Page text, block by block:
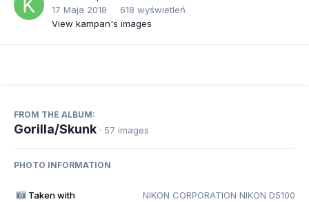
17 Maja 2018
618 wyświetleń
View kampan's images
FROM THE ALBUM:
Gorilla/Skunk · 57 images
PHOTO INFORMATION
Taken with NIKON CORPORATION NIKON D5100